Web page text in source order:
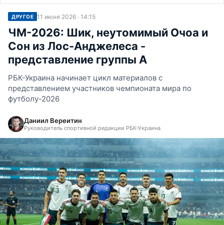
ДРУГОЕ 11 июня 2026 · 14:15
ЧМ-2026: Шик, неутомимый Очоа и
Сон из Лос-Анджелеса -
представление группы А
РБК-Украина начинает цикл материалов с
представлением участников чемпионата мира по
футболу-2026
Даниил Вереитин
Руководитель спортивной редакции РБК-Украина